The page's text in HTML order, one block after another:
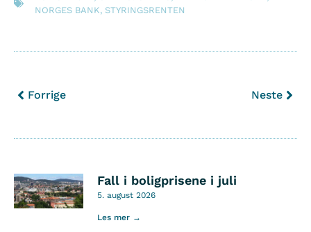
NORGES BANK, STYRINGSRENTEN
Forrige Neste
Fall i boligprisene i juli
5. august 2026
Les mer →